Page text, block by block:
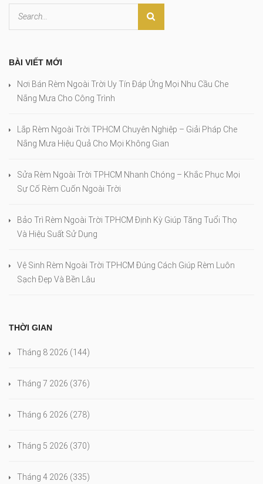
BÀI VIẾT MỚI
Nơi Bán Rèm Ngoài Trời Uy Tín Đáp Ứng Mọi Nhu Cầu Che
Nắng Mưa Cho Công Trình
Lắp Rèm Ngoài Trời TPHCM Chuyên Nghiệp – Giải Pháp Che
Nắng Mưa Hiệu Quả Cho Mọi Không Gian
Sửa Rèm Ngoài Trời TPHCM Nhanh Chóng – Khắc Phục Mọi
Sự Cố Rèm Cuốn Ngoài Trời
Bảo Trì Rèm Ngoài Trời TPHCM Định Kỳ Giúp Tăng Tuổi Thọ
Và Hiệu Suất Sử Dụng
Vệ Sinh Rèm Ngoài Trời TPHCM Đúng Cách Giúp Rèm Luôn
Sạch Đẹp Và Bền Lâu
THỜI GIAN
Tháng 8 2026 (144)
Tháng 7 2026 (376)
Tháng 6 2026 (278)
Tháng 5 2026 (370)
Tháng 4 2026 (335)